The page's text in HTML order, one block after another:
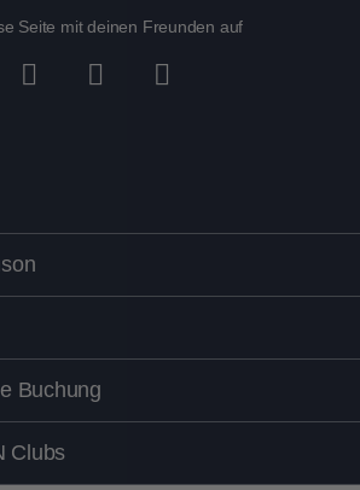
Seite mit deinen Freunden auf
Buchung
Clubs